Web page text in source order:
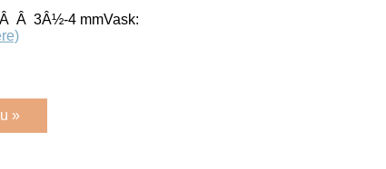
Â 3Â½-4 mmVask:
»